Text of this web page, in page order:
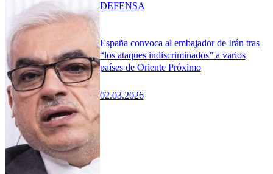
España convoca al embajador de Irán tras
“los ataques indiscriminados” a varios
países de Oriente Próximo
02.03.2026
DEFENSA